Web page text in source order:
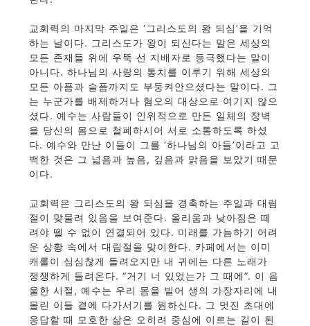
교회력의 마지막 주일은 ‘그리스도의 왕 되심’을 기억
하는 날이다. 그리스도가 왕이 되신다는 말은 세상의
모든 존재들 위에 우뚝 선 지배자로 등극했다는 말이
아니다. 하나님의 사랑의 통치를 이루기 위해 세상의
모든 아픔과 슬픔까지도 부둥켜안으셨다는 말이다. 그
는 누군가를 배제하거나 혐오의 대상으로 여기지 않으
셨다. 예수는 사람들이 인위적으로 만든 일체의 장벽
을 당신의 몸으로 철폐하시어 서로 소통하도록 하셨
다. 예수와 만난 이들이 그를 ‘하나님의 아들’이라고 고
백한 것은 그 넓음과 높음, 깊음과 맑음을 보았기 때문
이다.
교회력은 그리스도의 왕 되심을 경축하는 주일과 대림
절이 맞물려 있음을 보여준다. 올리움과 낮아짐은 떼
려야 뗄 수 없이 연결되어 있다. 미래를 가늠하기 어려
운 상황 속에서 대림절을 맞이한다. 카페에서는 이미
캐롤이 심심찮게 들려오지만 내 귀에는 다른 노래가
쟁쟁하게 들려온다. “거기 너 있었는가 그 때에”. 이 음
울한 시절, 예수는 우리 몸을 빌어 생의 가장자리에 내
몰린 이들 곁에 다가서기를 원하신다. 그 멋진 초대에
응답할 때 모호한 삶은 오히려 중심에 이르는 길이 된